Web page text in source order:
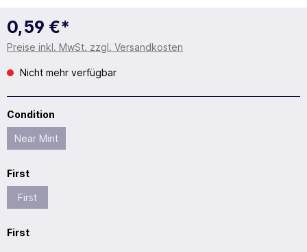
0,59 €*
Preise inkl. MwSt. zzgl. Versandkosten
Nicht mehr verfügbar
Condition
Near Mint
First
First
First